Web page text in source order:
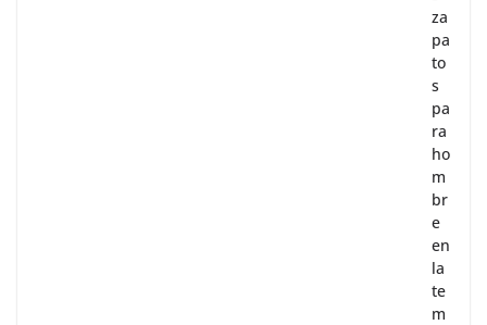
za
pa
to
s
pa
ra
ho
m
br
e
en
la
te
m